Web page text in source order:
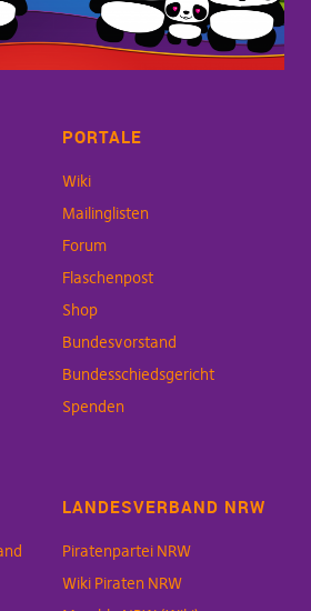
PORTALE
Wiki
Mailinglisten
Forum
Flaschenpost
Shop
Bundesvorstand
Bundesschiedsgericht
Spenden
LANDESVERBAND NRW
Piratenpartei NRW
Wiki Piraten NRW